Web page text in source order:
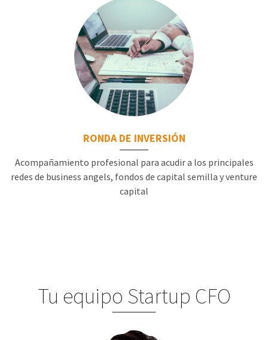
RONDA DE INVERSIÓN
Acompañamiento profesional para acudir a los principales
redes de business angels, fondos de capital semilla y venture
capital
Tu equipo Startup CFO